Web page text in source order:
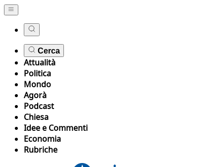
Cerca
Attualità
Politica
Mondo
Agorà
Podcast
Chiesa
Idee e Commenti
Economia
Rubriche